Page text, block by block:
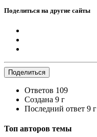
Поделиться на другие сайты
Поделиться
Ответов 109
Создана 9 г
Последний ответ 9 г
Топ авторов темы